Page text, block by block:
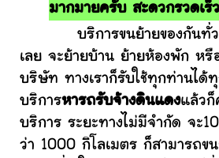
มากมายครับ สะดวกรวดเร็
บริการขนย้ายของกันทั่วป
เลย จะย้ายบ้าน ย้ายห้องพัก หรื
บริษัท ทางเราก็รับใช้ทุกท่านได้
บริการหารถรับจ้างดินแดงแล้วก็
บริการ ระยะทางไม่มีจำกัด จะ
ว่า 1000 กิโลเมตร ก็สามารถข